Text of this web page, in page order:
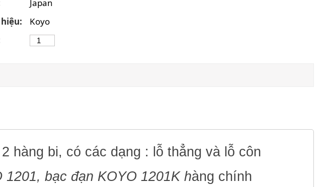
Japan
Koyo
hàng bi, có các dạng : lỗ thẳng và lỗ côn
1201, bạc đạn KOYO 1201K hàng chính